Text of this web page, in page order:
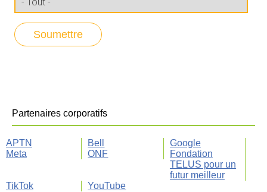
Partenaires corporatifs
APTN Bell
Google
Meta
ONF
Fondation
TELUS pour un
futur meilleur
TikTok
YouTube